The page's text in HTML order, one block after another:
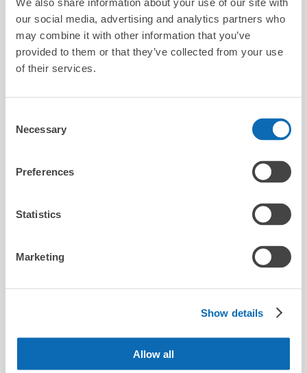
our social media, advertising and analytics partners who
may combine it with other information that you’ve
provided to them or that they’ve collected from your use
of their services.
Selection
Necessary
Preferences
Statistics
Marketing
Show details
Allow all
セブン－イレブン西船
保管できる荷物数
8/14金